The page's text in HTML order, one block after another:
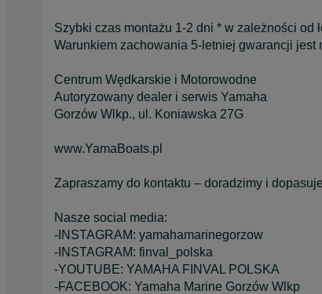
Szybki czas montażu 1-2 dni * w zależności od
Warunkiem zachowania 5-letniej gwarancji jest
Centrum Wędkarskie i Motorowodne
Autoryzowany dealer i serwis Yamaha
Gorzów Wlkp., ul. Koniawska 27G
www.YamaBoats.pl
Zapraszamy do kontaktu – doradzimy i
Nasze social media:
-INSTAGRAM: yamahamarinegorzow
-INSTAGRAM: finval_polska
-YOUTUBE: YAMAHA FINVAL POLSKA
-FACEBOOK: Yamaha Marine Gorzów Wlkp